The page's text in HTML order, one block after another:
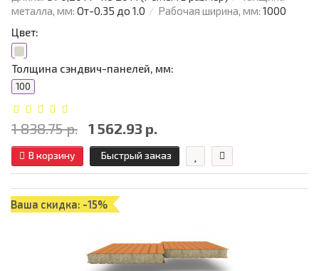
металла, мм: От-0.35 до 1.0 Рабочая ширина, мм: 1000
Цвет:
Толщина сэндвич-панелей, мм:
100
1 838.75 р. 1 562.93 р.
В корзину Быстрый заказ
Ваша скидка: -15%